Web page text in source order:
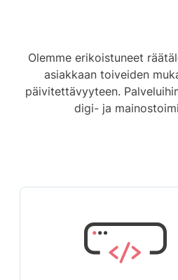
Olemme erikoistuneet
asiakkaan toiveiden
päivitettävyyteen.
digi- ja